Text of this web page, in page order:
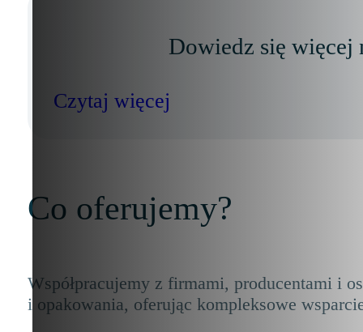
Dowiedz się więcej
Czytaj więcej
Co oferujemy?
Współpracujemy z firmami, producentami i
i opakowania, oferując kompleksowe